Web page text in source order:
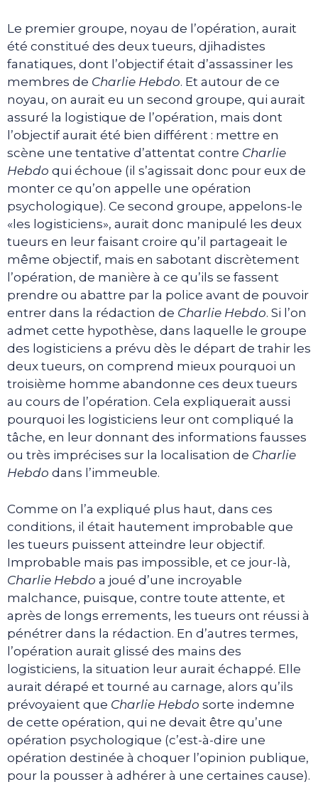
Le premier groupe, noyau de l’opération, aurait
été constitué des deux tueurs, djihadistes
fanatiques, dont l’objectif était d’assassiner les
membres de Charlie Hebdo. Et autour de ce
noyau, on aurait eu un second groupe, qui aurait
assuré la logistique de l’opération, mais dont
l’objectif aurait été bien différent : mettre en
scène une tentative d’attentat contre Charlie
Hebdo qui échoue (il s’agissait donc pour eux de
monter ce qu’on appelle une opération
psychologique). Ce second groupe, appelons-le
«les logisticiens», aurait donc manipulé les deux
tueurs en leur faisant croire qu’il partageait le
même objectif, mais en sabotant discrètement
l’opération, de manière à ce qu’ils se fassent
prendre ou abattre par la police avant de pouvoir
entrer dans la rédaction de Charlie Hebdo. Si l’on
admet cette hypothèse, dans laquelle le groupe
des logisticiens a prévu dès le départ de trahir les
deux tueurs, on comprend mieux pourquoi un
troisième homme abandonne ces deux tueurs
au cours de l’opération. Cela expliquerait aussi
pourquoi les logisticiens leur ont compliqué la
tâche, en leur donnant des informations fausses
ou très imprécises sur la localisation de Charlie
Hebdo dans l’immeuble.
Comme on l’a expliqué plus haut, dans ces
conditions, il était hautement improbable que
les tueurs puissent atteindre leur objectif.
Improbable mais pas impossible, et ce jour-là,
Charlie Hebdo a joué d’une incroyable
malchance, puisque, contre toute attente, et
après de longs errements, les tueurs ont réussi à
pénétrer dans la rédaction. En d’autres termes,
l’opération aurait glissé des mains des
logisticiens, la situation leur aurait échappé. Elle
aurait dérapé et tourné au carnage, alors qu’ils
prévoyaient que Charlie Hebdo sorte indemne
de cette opération, qui ne devait être qu’une
opération psychologique (c’est-à-dire une
opération destinée à choquer l’opinion publique,
pour la pousser à adhérer à une certaines cause).